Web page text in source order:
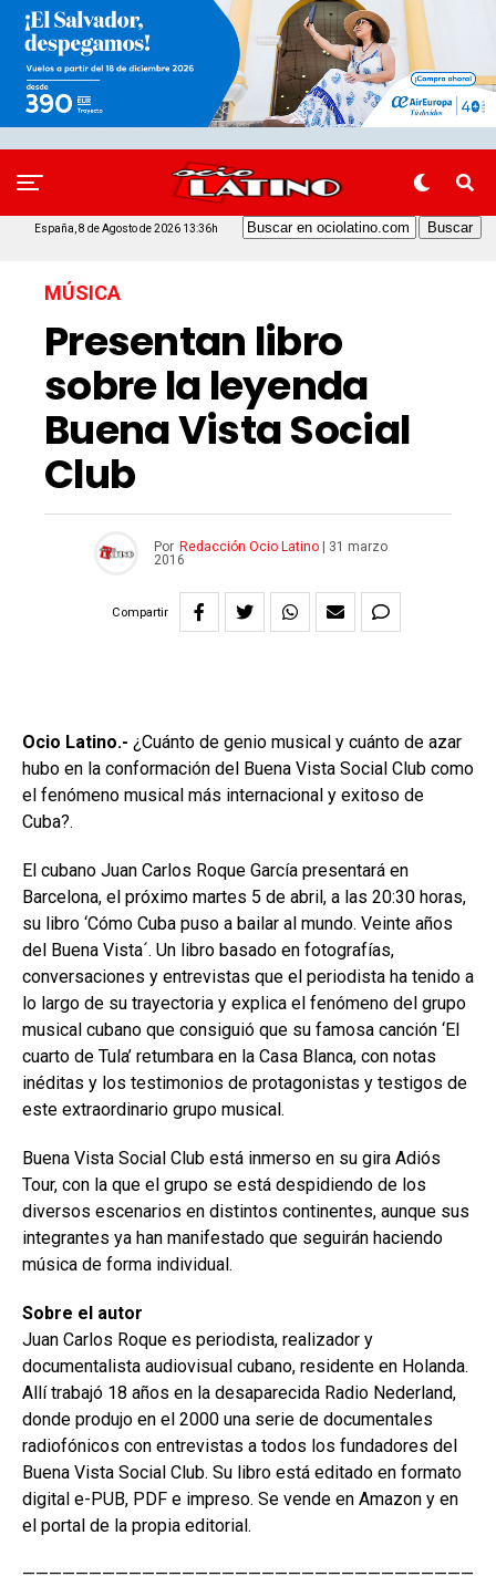
España, 8 de Agosto de 2026 13:36h
MÚSICA
Presentan libro
sobre la leyenda
Buena Vista Social
Club
Por Redacción Ocio Latino
31 marzo
2016
Compartir
Ocio Latino.- ¿Cuánto de genio musical y cuánto de azar
hubo en la conformación del Buena Vista Social Club como
el fenómeno musical más internacional y exitoso de
Cuba?.
El cubano Juan Carlos Roque García presentará en
Barcelona, el próximo martes 5 de abril, a las 20:30 horas,
su libro ‘Cómo Cuba puso a bailar al mundo. Veinte años
del Buena Vista´. Un libro basado en fotografías,
conversaciones y entrevistas que el periodista ha tenido a
lo largo de su trayectoria y explica el fenómeno del grupo
musical cubano que consiguió que su famosa canción ‘El
cuarto de Tula’ retumbara en la Casa Blanca, con notas
inéditas y los testimonios de protagonistas y testigos de
este extraordinario grupo musical.
Buena Vista Social Club está inmerso en su gira Adiós
Tour, con la que el grupo se está despidiendo de los
diversos escenarios en distintos continentes, aunque sus
integrantes ya han manifestado que seguirán haciendo
música de forma individual.
Sobre el autor
Juan Carlos Roque es periodista, realizador y
documentalista audiovisual cubano, residente en Holanda.
Allí trabajó 18 años en la desaparecida Radio Nederland,
donde produjo en el 2000 una serie de documentales
radiofónicos con entrevistas a todos los fundadores del
Buena Vista Social Club. Su libro está editado en formato
digital e-PUB, PDF e impreso. Se vende en Amazon y en
el portal de la propia editorial.
——————————————————————————————————